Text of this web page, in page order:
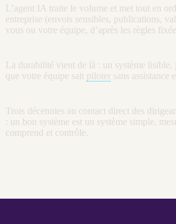
L’agent IA traite le volume et met tout en
entreprise (envois sensibles, publications,
vous ou votre équipe, d’après les règles
La durabilité vient de là : un système lisible,
que votre équipe sait pilotersans assistance
Trois décennies au contact direct des
: un bon système est un système simple,
comprend et contrôle.